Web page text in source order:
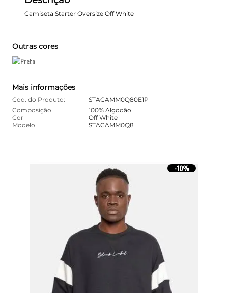
Camiseta Starter Oversize Off White
Outras cores
Mais informações
Cod. do Produto:
STACAMM0Q80E1P
Composição
100% Algodão
Cor
Off White
Modelo
STACAMM0Q8
-10%